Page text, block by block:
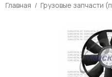
Главная Грузовые запчасти